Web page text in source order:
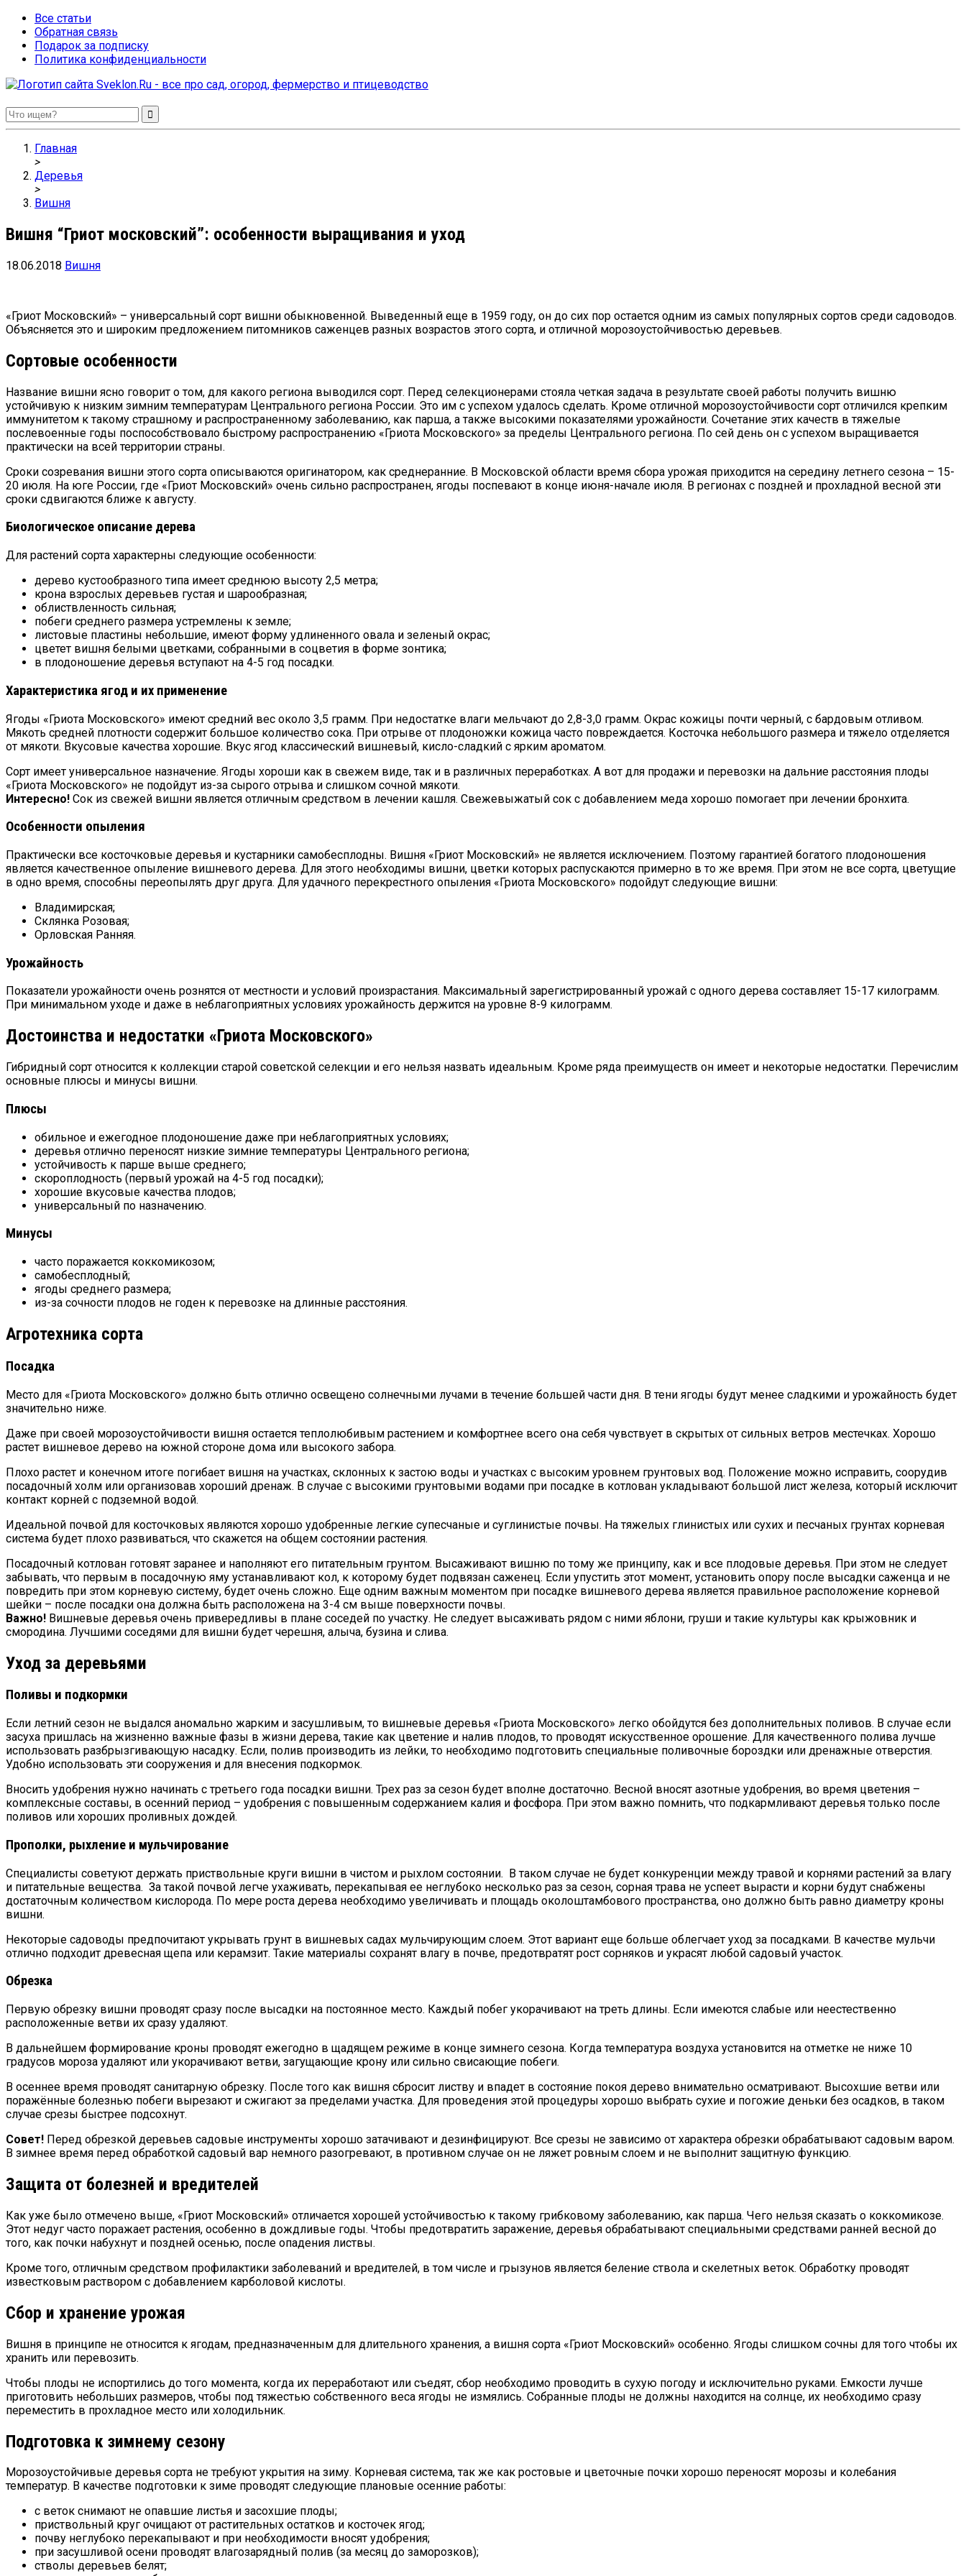
Все статьи
Обратная связь
Подарок за подписку
Политика конфиденциальности
Sveklon.Ru – все про сад, огород, фермерство и птицеводство
Главная
>
Деревья
>
Вишня
Вишня “Гриот московский”: особенности выращивания и уход
18.06.2018 Вишня
«Гриот Московский» – универсальный сорт вишни обыкновенной. Выведенный еще в 1959 году, он до сих пор остается одним из самых популярных сортов среди садоводов.
Объясняется это и широким предложением питомников саженцев разных возрастов этого сорта, и отличной морозоустойчивостью деревьев.
Сортовые особенности
Название вишни ясно говорит о том, для какого региона выводился сорт. Перед селекционерами стояла четкая задача в результате своей работы получить вишню
устойчивую к низким зимним температурам Центрального региона России. Это им с успехом удалось сделать. Кроме отличной морозоустойчивости сорт отличился крепким
иммунитетом к такому страшному и распространенному заболеванию, как парша, а также высокими показателями урожайности. Сочетание этих качеств в тяжелые
послевоенные годы поспособствовало быстрому распространению «Гриота Московского» за пределы Центрального региона. По сей день он с успехом выращивается
практически на всей территории страны.
Сроки созревания вишни этого сорта описываются оригинатором, как среднеранние. В Московской области время сбора урожая приходится на середину летнего сезона – 15-
20 июля. На юге России, где «Гриот Московский» очень сильно распространен, ягоды поспевают в конце июня-начале июля. В регионах с поздней и прохладной весной эти
сроки сдвигаются ближе к августу.
Биологическое описание дерева
Для растений сорта характерны следующие особенности:
дерево кустообразного типа имеет среднюю высоту 2,5 метра;
крона взрослых деревьев густая и шарообразная;
облиствленность сильная;
побеги среднего размера устремлены к земле;
листовые пластины небольшие, имеют форму удлиненного овала и зеленый окрас;
цветет вишня белыми цветками, собранными в соцветия в форме зонтика;
в плодоношение деревья вступают на 4-5 год посадки.
Характеристика ягод и их применение
Ягоды «Гриота Московского» имеют средний вес около 3,5 грамм. При недостатке влаги мельчают до 2,8-3,0 грамм. Окрас кожицы почти черный, с бардовым отливом.
Мякоть средней плотности содержит большое количество сока. При отрыве от плодоножки кожица часто повреждается. Косточка небольшого размера и тяжело отделяется
от мякоти. Вкусовые качества хорошие. Вкус ягод классический вишневый, кисло-сладкий с ярким ароматом.
Сорт имеет универсальное назначение. Ягоды хороши как в свежем виде, так и в различных переработках. А вот для продажи и перевозки на дальние расстояния плоды
«Гриота Московского» не подойдут из-за сырого отрыва и слишком сочной мякоти.
Интересно! Сок из свежей вишни является отличным средством в лечении кашля. Свежевыжатый сок с добавлением меда хорошо помогает при лечении бронхита.
Особенности опыления
Практически все косточковые деревья и кустарники самобесплодны. Вишня «Гриот Московский» не является исключением. Поэтому гарантией богатого плодоношения
является качественное опыление вишневого дерева. Для этого необходимы вишни, цветки которых распускаются примерно в то же время. При этом не все сорта, цветущие
в одно время, способны переопылять друг друга. Для удачного перекрестного опыления «Гриота Московского» подойдут следующие вишни:
Владимирская;
Склянка Розовая;
Орловская Ранняя.
Урожайность
Показатели урожайности очень рознятся от местности и условий произрастания. Максимальный зарегистрированный урожай с одного дерева составляет 15-17 килограмм.
При минимальном уходе и даже в неблагоприятных условиях урожайность держится на уровне 8-9 килограмм.
Достоинства и недостатки «Гриота Московского»
Гибридный сорт относится к коллекции старой советской селекции и его нельзя назвать идеальным. Кроме ряда преимуществ он имеет и некоторые недостатки. Перечислим
основные плюсы и минусы вишни.
Плюсы
обильное и ежегодное плодоношение даже при неблагоприятных условиях;
деревья отлично переносят низкие зимние температуры Центрального региона;
устойчивость к парше выше среднего;
скороплодность (первый урожай на 4-5 год посадки);
хорошие вкусовые качества плодов;
универсальный по назначению.
Минусы
часто поражается коккомикозом;
самобесплодный;
ягоды среднего размера;
из-за сочности плодов не годен к перевозке на длинные расстояния.
Агротехника сорта
Посадка
Место для «Гриота Московского» должно быть отлично освещено солнечными лучами в течение большей части дня. В тени ягоды будут менее сладкими и урожайность будет
значительно ниже.
Даже при своей морозоустойчивости вишня остается теплолюбивым растением и комфортнее всего она себя чувствует в скрытых от сильных ветров местечках. Хорошо
растет вишневое дерево на южной стороне дома или высокого забора.
Плохо растет и конечном итоге погибает вишня на участках, склонных к застою воды и участках с высоким уровнем грунтовых вод. Положение можно исправить, соорудив
посадочный холм или организовав хороший дренаж. В случае с высокими грунтовыми водами при посадке в котлован укладывают большой лист железа, который исключит
контакт корней с подземной водой.
Идеальной почвой для косточковых являются хорошо удобренные легкие супесчаные и суглинистые почвы. На тяжелых глинистых или сухих и песчаных грунтах корневая
система будет плохо развиваться, что скажется на общем состоянии растения.
Посадочный котлован готовят заранее и наполняют его питательным грунтом. Высаживают вишню по тому же принципу, как и все плодовые деревья. При этом не следует
забывать, что первым в посадочную яму устанавливают кол, к которому будет подвязан саженец. Если упустить этот момент, установить опору после высадки саженца и не
повредить при этом корневую систему, будет очень сложно. Еще одним важным моментом при посадке вишневого дерева является правильное расположение корневой
шейки – после посадки она должна быть расположена на 3-4 см выше поверхности почвы.
Важно! Вишневые деревья очень привередливы в плане соседей по участку. Не следует высаживать рядом с ними яблони, груши и такие культуры как крыжовник и
смородина. Лучшими соседями для вишни будет черешня, алыча, бузина и слива.
Уход за деревьями
Поливы и подкормки
Если летний сезон не выдался аномально жарким и засушливым, то вишневые деревья «Гриота Московского» легко обойдутся без дополнительных поливов. В случае если
засуха пришлась на жизненно важные фазы в жизни дерева, такие как цветение и налив плодов, то проводят искусственное орошение. Для качественного полива лучше
использовать разбрызгивающую насадку. Если, полив производить из лейки, то необходимо подготовить специальные поливочные бороздки или дренажные отверстия.
Удобно использовать эти сооружения и для внесения подкормок.
Вносить удобрения нужно начинать с третьего года посадки вишни. Трех раз за сезон будет вполне достаточно. Весной вносят азотные удобрения, во время цветения –
комплексные составы, в осенний период – удобрения с повышенным содержанием калия и фосфора. При этом важно помнить, что подкармливают деревья только после
поливов или хороших проливных дождей.
Прополки, рыхление и мульчирование
Специалисты советуют держать приствольные круги вишни в чистом и рыхлом состоянии. В таком случае не будет конкуренции между травой и корнями растений за влагу
и питательные вещества. За такой почвой легче ухаживать, перекапывая ее неглубоко несколько раз за сезон, сорная трава не успеет вырасти и корни будут снабжены
достаточным количеством кислорода. По мере роста дерева необходимо увеличивать и площадь околоштамбового пространства, оно должно быть равно диаметру кроны
вишни.
Некоторые садоводы предпочитают укрывать грунт в вишневых садах мульчирующим слоем. Этот вариант еще больше облегчает уход за посадками. В качестве мульчи
отлично подходит древесная щепа или керамзит. Такие материалы сохранят влагу в почве, предотвратят рост сорняков и украсят любой садовый участок.
Обрезка
Первую обрезку вишни проводят сразу после высадки на постоянное место. Каждый побег укорачивают на треть длины. Если имеются слабые или неестественно
расположенные ветви их сразу удаляют.
В дальнейшем формирование кроны проводят ежегодно в щадящем режиме в конце зимнего сезона. Когда температура воздуха установится на отметке не ниже 10
градусов мороза удаляют или укорачивают ветви, загущающие крону или сильно свисающие побеги.
В осеннее время проводят санитарную обрезку. После того как вишня сбросит листву и впадет в состояние покоя дерево внимательно осматривают. Высохшие ветви или
поражённые болезнью побеги вырезают и сжигают за пределами участка. Для проведения этой процедуры хорошо выбрать сухие и погожие деньки без осадков, в таком
случае срезы быстрее подсохнут.
Совет! Перед обрезкой деревьев садовые инструменты хорошо затачивают и дезинфицируют. Все срезы не зависимо от характера обрезки обрабатывают садовым варом.
В зимнее время перед обработкой садовый вар немного разогревают, в противном случае он не ляжет ровным слоем и не выполнит защитную функцию.
Защита от болезней и вредителей
Как уже было отмечено выше, «Гриот Московский» отличается хорошей устойчивостью к такому грибковому заболеванию, как парша. Чего нельзя сказать о коккомикозе.
Этот недуг часто поражает растения, особенно в дождливые годы. Чтобы предотвратить заражение, деревья обрабатывают специальными средствами ранней весной до
того, как почки набухнут и поздней осенью, после опадения листвы.
Кроме того, отличным средством профилактики заболеваний и вредителей, в том числе и грызунов является беление ствола и скелетных веток. Обработку проводят
известковым раствором с добавлением карболовой кислоты.
Сбор и хранение урожая
Вишня в принципе не относится к ягодам, предназначенным для длительного хранения, а вишня сорта «Гриот Московский» особенно. Ягоды слишком сочны для того чтобы их
хранить или перевозить.
Чтобы плоды не испортились до того момента, когда их переработают или съедят, сбор необходимо проводить в сухую погоду и исключительно руками. Емкости лучше
приготовить небольших размеров, чтобы под тяжестью собственного веса ягоды не измялись. Собранные плоды не должны находится на солнце, их необходимо сразу
переместить в прохладное место или холодильник.
Подготовка к зимнему сезону
Морозоустойчивые деревья сорта не требуют укрытия на зиму. Корневая система, так же как ростовые и цветочные почки хорошо переносят морозы и колебания
температур. В качестве подготовки к зиме проводят следующие плановые осенние работы:
с веток снимают не опавшие листья и засохшие плоды;
приствольный круг очищают от растительных остатков и косточек ягод;
почву неглубоко перекапывают и при необходимости вносят удобрения;
при засушливой осени проводят влагозарядный полив (за месяц до заморозков);
стволы деревьев белят;